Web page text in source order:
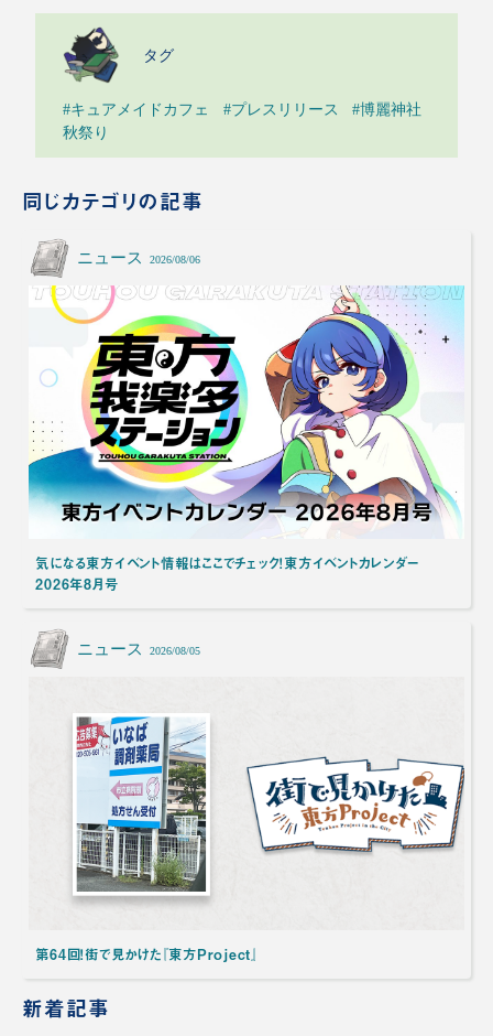
タグ
#キュアメイドカフェ #プレスリリース
#博麗神社
秋祭り
同じカテゴリの記事
ニュース 2026/08/06
気になる東方イベント情報はここでチェック！東方イベントカレンダー
2026年8月号
ニュース 2026/08/05
第64回！街で見かけた『東方Project』
新着記事